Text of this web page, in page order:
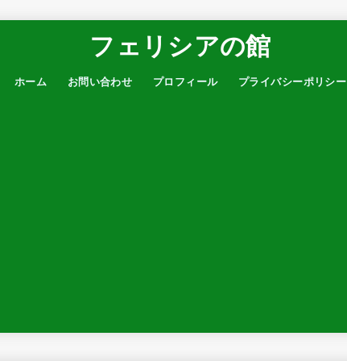
フェリシアの館
ホーム お問い合わせ プロフィール プライバシーポリシー